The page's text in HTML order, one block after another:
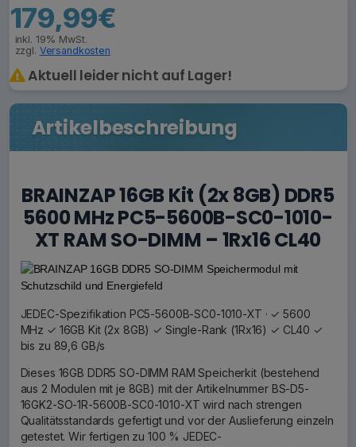
179,99€
inkl. 19% MwSt.
zzgl. Versandkosten
Aktuell leider nicht auf Lager!
Artikelbeschreibung
BRAINZAP 16GB Kit (2x 8GB) DDR5
5600 MHz PC5-5600B-SC0-1010-
XT RAM SO-DIMM – 1Rx16 CL40
JEDEC-Spezifikation PC5-5600B-SC0-1010-XT · ✓ 5600
MHz ✓ 16GB Kit (2x 8GB) ✓ Single-Rank (1Rx16) ✓ CL40 ✓
bis zu 89,6 GB/s
Dieses 16GB DDR5 SO-DIMM RAM Speicherkit (bestehend
aus 2 Modulen mit je 8GB) mit der Artikelnummer BS-D5-
16GK2-SO-1R-5600B-SC0-1010-XT wird nach strengen
Qualitätsstandards gefertigt und vor der Auslieferung einzeln
getestet. Wir fertigen zu 100 % JEDEC-